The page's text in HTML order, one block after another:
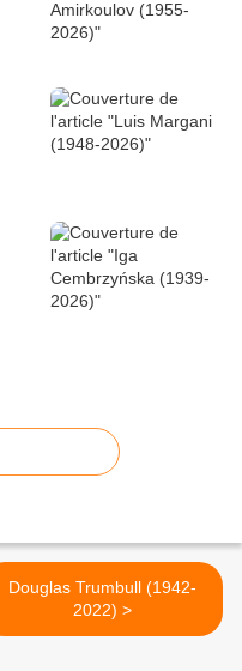
Douglas Trumbull (1942-
2022) >